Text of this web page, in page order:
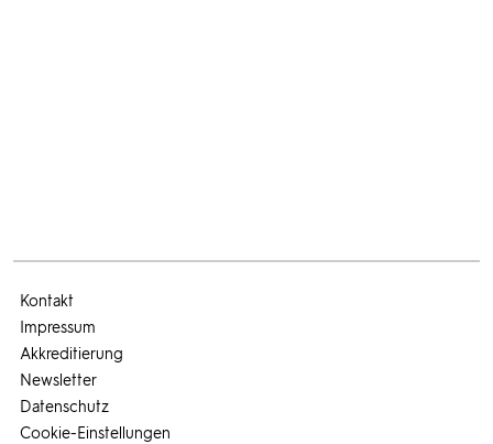
Kontakt
Impressum
Akkreditierung
Newsletter
Datenschutz
Cookie-Einstellungen